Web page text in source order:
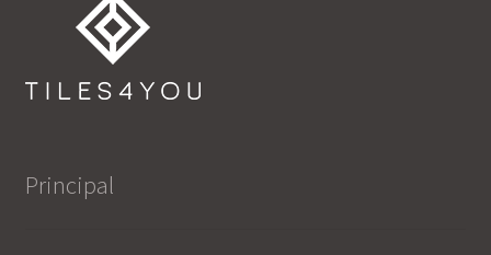
Principal